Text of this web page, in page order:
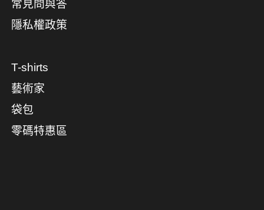
常見問與答
隱私權政策
T-shirts
藝術家
袋包
零碼特惠區